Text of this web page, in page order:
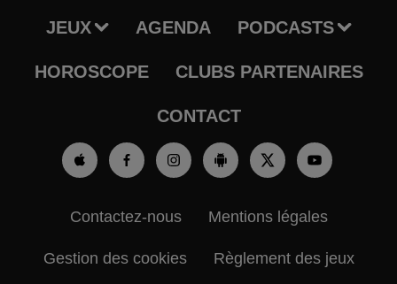
JEUX AGENDA PODCASTS
HOROSCOPE CLUBS PARTENAIRES
CONTACT
Contactez-nous Mentions légales
Gestion des cookies Règlement des jeux